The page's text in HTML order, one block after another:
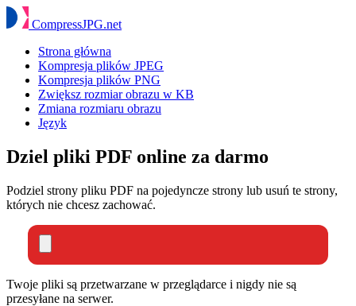
CompressJPG.net
Strona główna
Kompresja plików JPEG
Kompresja plików PNG
Zwiększ rozmiar obrazu w KB
Zmiana rozmiaru obrazu
Język
Dziel pliki PDF online za darmo
Podziel strony pliku PDF na pojedyncze strony lub usuń te strony,
których nie chcesz zachować.
Twoje pliki są przetwarzane w przeglądarce i nigdy nie są
przesyłane na serwer.